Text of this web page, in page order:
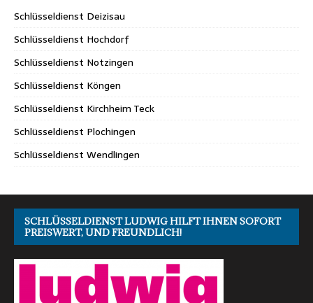
Schlüsseldienst Deizisau
Schlüsseldienst Hochdorf
Schlüsseldienst Notzingen
Schlüsseldienst Köngen
Schlüsseldienst Kirchheim Teck
Schlüsseldienst Plochingen
Schlüsseldienst Wendlingen
SCHLÜSSELDIENST LUDWIG HILFT IHNEN SOFORT
PREISWERT, UND FREUNDLICH!